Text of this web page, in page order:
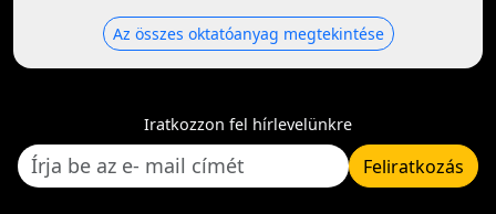
Az összes oktatóanyag megtekintése
Iratkozzon fel hírlevelünkre
Feliratkozás